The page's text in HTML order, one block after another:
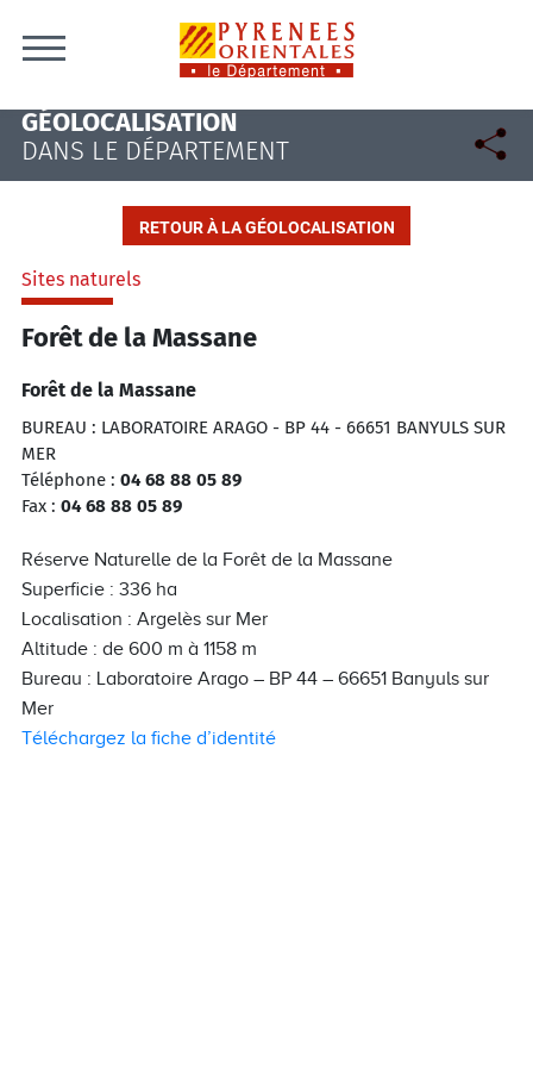
GÉOLOCALISATION
DANS LE DÉPARTEMENT
RETOUR À LA GÉOLOCALISATION
Sites naturels
Forêt de la Massane
Forêt de la Massane
BUREAU : LABORATOIRE ARAGO - BP 44 - 66651 BANYULS SUR
MER
Téléphone : 04 68 88 05 89
Fax : 04 68 88 05 89
Réserve Naturelle de la Forêt de la Massane
Superficie : 336 ha
Localisation : Argelès sur Mer
Altitude : de 600 m à 1158 m
Bureau : Laboratoire Arago – BP 44 – 66651 Banyuls sur
Mer
Téléchargez la fiche d’identité